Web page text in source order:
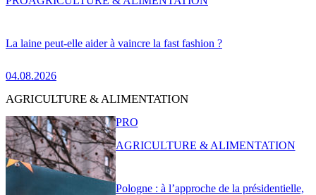
La laine peut-elle aider à vaincre la fast fashion ?
04.08.2026
AGRICULTURE & ALIMENTATION
Pologne : à l’approche de la présidentielle,
PRO
AGRICULTURE & ALIMENTATION